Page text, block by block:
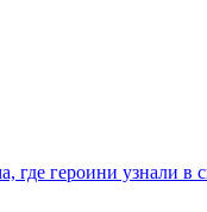
где героини узнали в